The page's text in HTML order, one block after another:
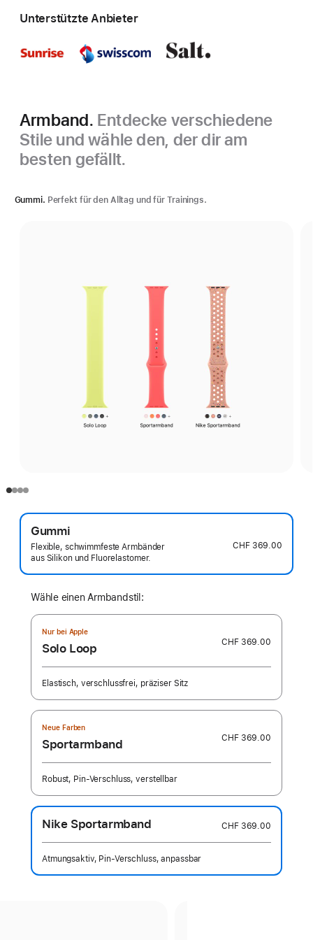
Unterstützte Anbieter
Armband. Entdecke verschiedene
Stile und wähle den, der dir am
besten gefällt.
Gummi. Perfekt für den Alltag und für Trainings.
Gummi
Flexible, schwimmfeste Armbänder
aus Silikon und Fluorelastomer.
CHF 369.00
Wähle einen Armbandstil:
Nur bei Apple
Solo Loop CHF 369.00
Elastisch, verschlussfrei, präziser Sitz
Neue Farben
Sportarmband CHF 369.00
Robust, Pin‑Verschluss, verstellbar
Nike Sportarmband CHF 369.00
Atmungsaktiv, Pin‑Verschluss, anpassbar